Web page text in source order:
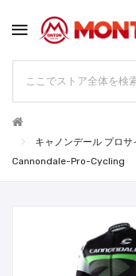
キャノンデール プロ
Cannondale-Pro-Cycling